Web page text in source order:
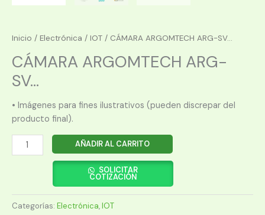
Inicio / Electrónica / IOT / CÁMARA ARGOMTECH ARG-SV...
CÁMARA ARGOMTECH ARG-
SV...
• Imágenes para fines ilustrativos (pueden discrepar del
producto final).
CÁMARA
ARGOMTECH
8072WT
CONVOY
AÑADIR AL CARRITO
SOLICITAR
COTIZACIÓN
Categorías: Electrónica,IOT